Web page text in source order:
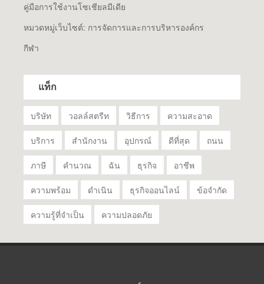
คู่มือการใช้งานโซเชียลมีเดีย
หมวดหมู่เว็บไซต์: การจัดการและการบริหารองค์กร
กีฬา
แท็ก
บริษัท วอลล์สตรีท วิธีการ ความสะอาด
บริการ สำนักงาน อุปกรณ์ ดีที่สุด ถนน
ภาษี คำนวณ ฉัน ธุรกิจ อาชีพ
ความพร้อม ดำเนิน ธุรกิจออนไลน์ ข้อจำกัด
ความรู้ที่จำเป็น ความปลอดภัย